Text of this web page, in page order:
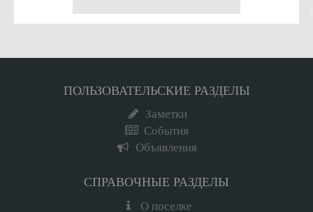
ПОЛЬЗОВАТЕЛЬСКИЕ РАЗДЕЛЫ
Заметки
События
Объявления
СПРАВОЧНЫЕ РАЗДЕЛЫ
О поселке